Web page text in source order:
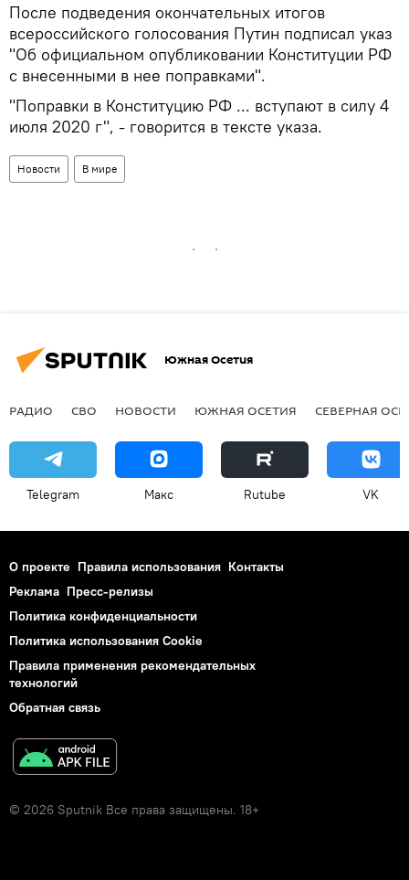
После подведения окончательных итогов
всероссийского голосования Путин подписал указ
"Об официальном опубликовании Конституции РФ
с внесенными в нее поправками".
"Поправки в Конституцию РФ ... вступают в силу 4
июля 2020 г", - говорится в тексте указа.
Новости В мире
Южная Осетия
РАДИО СВО НОВОСТИ ЮЖНАЯ ОСЕТИЯ СЕВЕРНАЯ
Telegram Макс Rutube VK
О проекте Правила использования Контакты
Реклама Пресс-релизы
Политика конфиденциальности
Политика использования Cookie
Правила применения рекомендательных
технологий
Обратная связь
© 2026 Sputnik Все права защищены. 18+